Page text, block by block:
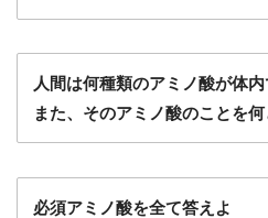
人間は何種類のアミノ酸が体
また、そのアミノ酸のことを何
必須アミノ酸を全て答えよ